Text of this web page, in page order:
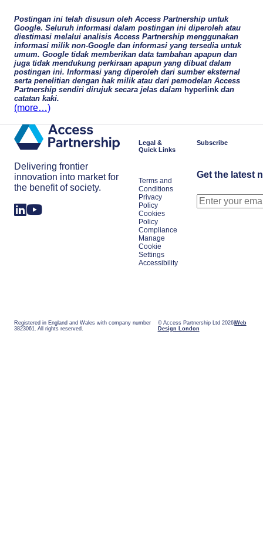
Postingan ini telah disusun oleh Access Partnership untuk
Google. Seluruh informasi dalam postingan ini diperoleh atau
diestimasi melalui analisis Access Partnership menggunakan
informasi milik non-Google dan informasi yang tersedia untuk
umum. Google tidak memberikan data tambahan apapun dan
juga tidak mendukung perkiraan apapun yang dibuat dalam
postingan ini. Informasi yang diperoleh dari sumber eksternal
serta penelitian dengan hak milik atau dari pemodelan Access
Partnership sendiri dirujuk secara jelas dalam hyperlink dan
catatan kaki.
(more…)
Delivering frontier
innovation into market for
the benefit of society.
Legal &
Quick Links
Terms and
Conditions
Privacy
Policy
Cookies
Policy
Compliance
Manage
Cookie
Settings
Accessibility
Subscribe
Get the latest
Registered in England and Wales with company number
3823061. All rights reserved.
© Access Partnership Ltd 2026 Web
Design London